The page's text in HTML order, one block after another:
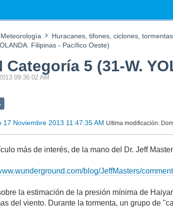
Huracanes, tifones, ciclones,
Filipinas - Pacífico Oeste)
Categoría 5 (31-W.
09:36:02 AM
17 Noviembre 2013 11:47:35 AM Ultima modificación:
más de interés, de la mano del Dr. Jeff
blog/JeffMasters/
la estimación de la presión mínima de
del viento. Durante la tormenta, un grupo de